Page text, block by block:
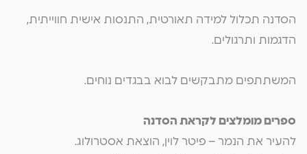
הסדנה תכלול למידה תאורטית, התנסות אישית חווייתית,
הדגמות ותרגולים.
המשתתפים מתבקשים לבוא בבגדים נוחים.
ספרים מומלצים לקראת הסדנה
להעיר את הנמר – פיטר לוין, הוצאת אסטרולוג.